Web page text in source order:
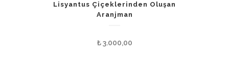
Lisyantus Çiçeklerinden Oluşan
Aranjman
₺3.000,00